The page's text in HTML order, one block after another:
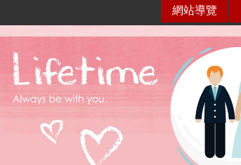
網站導覽